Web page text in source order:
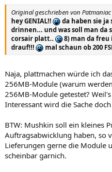
Original geschrieben von Patmaniac
hey GENIAL!!
da haben sie
drinnen... und was soll man da
corsair platt..
8) man da freu
drauf!!!
mal schaun ob 200
Naja, plattmachen würde ich
256MB-Module (warum
256MB-Module getestet?
Interessant wird die Sache
BTW: Mushkin soll ein kleines
Auftragsabwicklung haben, so
Lieferungen gerne die Module
scheinbar garnich.